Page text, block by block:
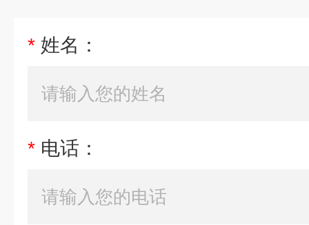
* 姓名：
* 电话：